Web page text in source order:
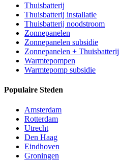
Thuisbatterij
Thuisbatterij installatie
Thuisbatterij noodstroom
Zonnepanelen
Zonnepanelen subsidie
Zonnepanelen + Thuisbatterij
Warmtepompen
Warmtepomp subsidie
Populaire Steden
Amsterdam
Rotterdam
Utrecht
Den Haag
Eindhoven
Groningen